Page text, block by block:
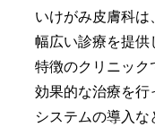
いけがみ皮膚科
幅広い診療を提供
特徴のクリニック
効果的な治療を行
システムの導入